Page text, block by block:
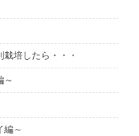
培したら・・・
～